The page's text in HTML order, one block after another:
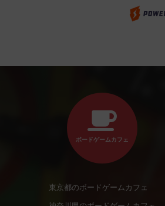
ボードゲームカフェ
東京都のボードゲームカフェ